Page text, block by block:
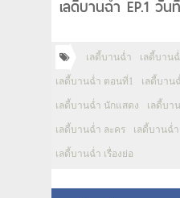
เลดี้บานฉ่ำ EP.1
เลดี้บานฉ่ำ เลดี้บานฉ่
เลดี้บานฉ่ำ ตอนที่1 เลดี้บาน
เลดี้บานฉ่ำ นักแสดง เลดี้บา
เลดี้บานฉ่ำ ละคร เลดี้บานฉ่
เลดี้บานฉ่ำ เรื่องย่อ